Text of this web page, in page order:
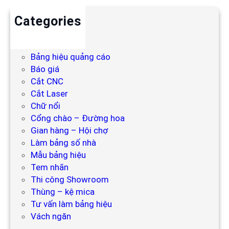
Categories
Bảng hiệu quảng cáo
Báo giá
Cắt CNC
Cắt Laser
Chữ nổi
Cổng chào – Đường hoa
Gian hàng – Hội chợ
Làm bảng số nhà
Mẫu bảng hiệu
Tem nhãn
Thi công Showroom
Thùng – kệ mica
Tư vấn làm bảng hiệu
Vách ngăn